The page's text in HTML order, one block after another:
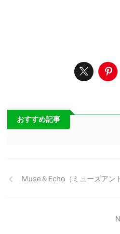
おすすめ記事
Muse＆Echo（ミューズアン